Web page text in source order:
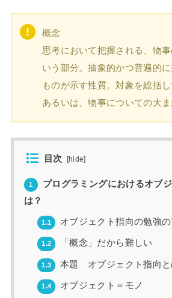
概念
思考において把握される、物
いう部分。抽象的かつ普遍的
ものが示す性質。対象を総括し
あるいは、物事についての大ま
目次 [hide]
1
プログラミングにおけるオブ
は？
1.1 オブジェクト指向の勉強の
1.2 「概念」だから難しい
1.3 本題 オブジェクト指向と
1.4 オブジェクト＝モノ